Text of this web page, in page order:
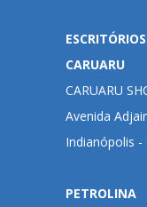
CARUARU
CARUARU
Avenida
Indianópolis -
PETROLINA